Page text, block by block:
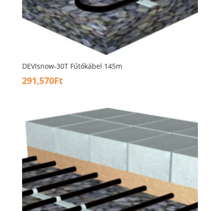
DEVIsnow-30T Fűtőkábel 145m
291,570Ft